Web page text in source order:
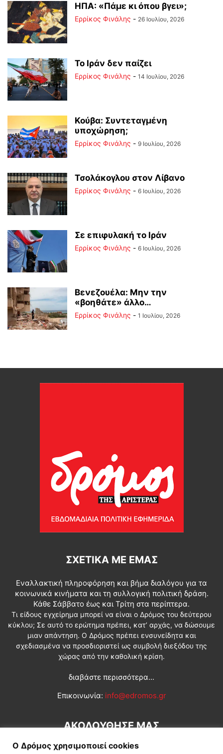
ΗΠΑ: «Πάμε κι όπου βγει»;
Ερρίκος Φινάλης - 26 Ιουλίου, 2026
Το Ιράν δεν παίζει
Ερρίκος Φινάλης - 14 Ιουλίου, 2026
Κούβα: Συντεταγμένη
υποχώρηση;
Ερρίκος Φινάλης - 9 Ιουλίου, 2026
Τσολάκογλου στον Λίβανο
Ερρίκος Φινάλης - 6 Ιουλίου, 2026
Σε επιφυλακή το Ιράν
Ερρίκος Φινάλης - 6 Ιουλίου, 2026
Βενεζουέλα: Μην την
«βοηθάτε» άλλο…
Ερρίκος Φινάλης - 1 Ιουλίου, 2026
ΣΧΕΤΙΚΆ ΜΕ ΕΜΆΣ
Εναλλακτική πληροφόρηση και βήμα διαλόγου για τα
κοινωνικά κινήματα και τη συλλογική πολιτική δράση.
Κάθε Σάββατο έως και Τρίτη στα περίπτερα.
Τι είδους εγχείρημα μπορεί να είναι ο Δρόμος του δεύτερου
κύκλου; Σε αυτό το ερώτημα πρέπει, κατ’ αρχάς, να δώσουμε
μιαν απάντηση. Ο Δρόμος πρέπει ενσυνείδητα και
σχεδιασμένα να προσδιοριστεί ως συμβολή διεξόδου της
χώρας από την καθολική κρίση.
διαβάστε περισσότερα...
Επικοινωνία: info@edromos.gr
ΑΚΟΛΟΥΘΗΣΕ ΜΑΣ
Ο Δρόμος χρησιμοποιεί cookies